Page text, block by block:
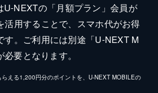
U-NEXTの「月額プラン」会員が
活用することで、スマホ代がお得
す。ご利用には別途「U-NEXT M
要となります。
える1,200円分のポイントを、U-NEXT MOBILEの